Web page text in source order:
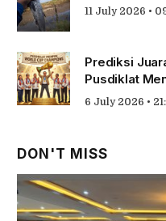
11 July 2026 •
Prediksi
Pusdiklat
6 July 2026 •
DON'T MISS